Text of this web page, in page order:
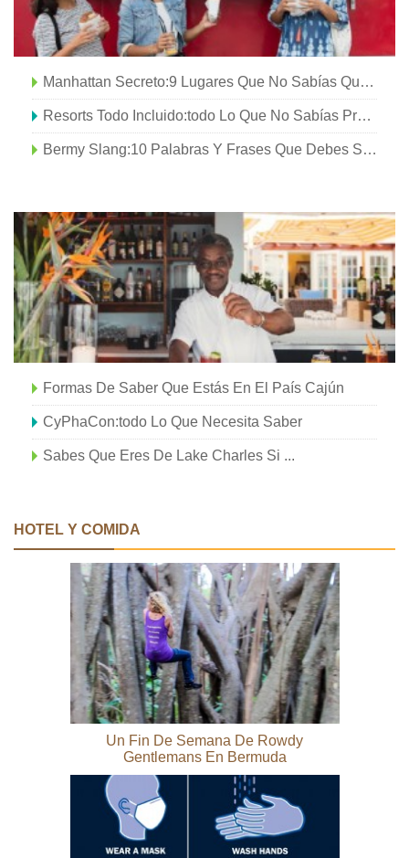
Manhattan Secreto:9 Lugares Que No Sabías Que Existían En La Ciudad De Nueva York
Resorts Todo Incluido:todo Lo Que No Sabías Preguntar
Bermy Slang:10 Palabras Y Frases Que Debes Saber Antes De Ir
Formas De Saber Que Estás En El País Cajún
CyPhaCon:todo Lo Que Necesita Saber
Sabes Que Eres De Lake Charles Si ...
HOTEL Y COMIDA
Un Fin De Semana De Rowdy
Gentlemans En Bermuda